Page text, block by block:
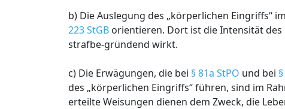
b) Die Auslegung des „körperlichen Eingriffs“
223 StGB orientieren. Dort ist die Intensität
strafbe-gründend wirkt.
c) Die Erwägungen, die bei § 81a StPO und bei
des „körperlichen Eingriffs“ führen, sind im
erteilte Weisungen dienen dem Zweck, die